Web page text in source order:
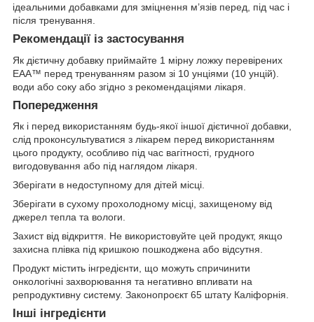
ідеальними добавками для зміцнення м’язів перед, під час і
після тренування.
Рекомендації із застосування
Як дієтичну добавку приймайте 1 мірну ложку перевірених
EAA™ перед тренуванням разом зі 10 унціями (10 унцій).
води або соку або згідно з рекомендаціями лікаря.
Попередження
Як і перед використанням будь-якої іншої дієтичної добавки,
слід проконсультуватися з лікарем перед використанням
цього продукту, особливо під час вагітності, грудного
вигодовування або під наглядом лікаря.
Зберігати в недоступному для дітей місці.
Зберігати в сухому прохолодному місці, захищеному від
джерел тепла та вологи.
Захист від відкриття. Не використовуйте цей продукт, якщо
захисна плівка під кришкою пошкоджена або відсутня.
Продукт містить інгредієнти, що можуть спричинити
онкологічні захворювання та негативно впливати на
репродуктивну систему. Законопроєкт 65 штату Каліфорнія.
Інші інгредієнти